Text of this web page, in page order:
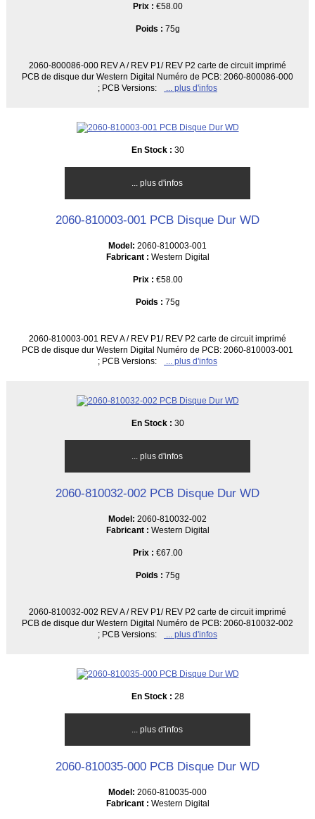
Prix : €58.00
Poids : 75g
2060-800086-000 REV A / REV P1/ REV P2 carte de circuit imprimé
PCB de disque dur Western Digital Numéro de PCB: 2060-800086-000
; PCB Versions:
... plus d'infos
En Stock : 30
... plus d'infos
2060-810003-001 PCB Disque Dur WD
Model: 2060-810003-001
Fabricant : Western Digital
Prix : €58.00
Poids : 75g
2060-810003-001 REV A / REV P1/ REV P2 carte de circuit imprimé
PCB de disque dur Western Digital Numéro de PCB: 2060-810003-001
; PCB Versions:
... plus d'infos
En Stock : 30
... plus d'infos
2060-810032-002 PCB Disque Dur WD
Model: 2060-810032-002
Fabricant : Western Digital
Prix : €67.00
Poids : 75g
2060-810032-002 REV A / REV P1/ REV P2 carte de circuit imprimé
PCB de disque dur Western Digital Numéro de PCB: 2060-810032-002
; PCB Versions:
... plus d'infos
En Stock : 28
... plus d'infos
2060-810035-000 PCB Disque Dur WD
Model: 2060-810035-000
Fabricant : Western Digital